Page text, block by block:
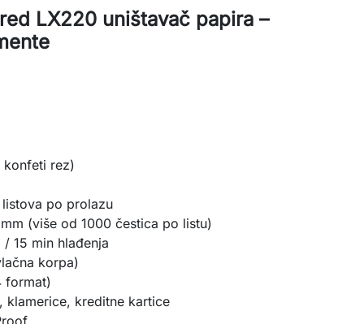
LX220 uništavač papira –
rez)
po prolazu
(više od 1000 čestica po listu)
15 min hlađenja
korpa)
format)
klamerice, kreditne kartice